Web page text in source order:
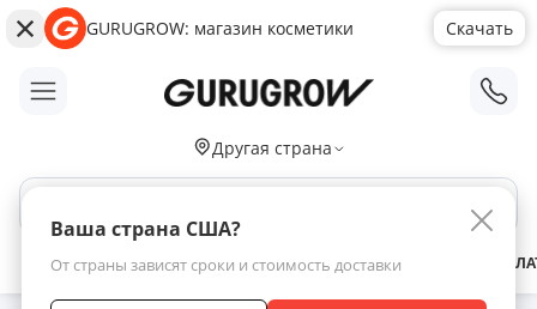
GURUGROW: магазин косметики Скачать
Другая страна
Ваша страна США?
От страны зависят сроки и стоимость доставки
АКЦИИ НОВИНКИБРЕНДЫЗАРАБОТАТЬ С НАМИ